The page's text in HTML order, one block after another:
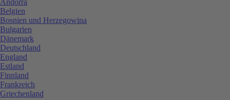
Belgien
Bosnien und Herzegowina
Bulgarien
Dänemark
Deutschland
England
Estland
Finnland
Frankreich
Griechenland